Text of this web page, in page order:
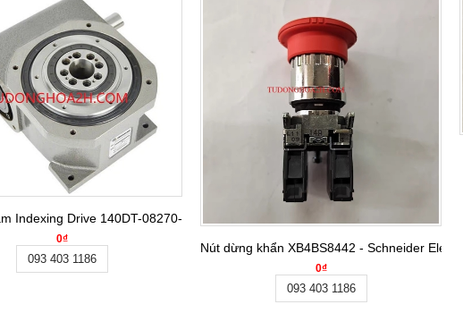
Indexing Drive 140DT-08270-2R-S3VW-1
0₫
093 403 1186
Nút dừng khẩn XB4BS8442 - Schneider Electric
0₫
093 403 1186